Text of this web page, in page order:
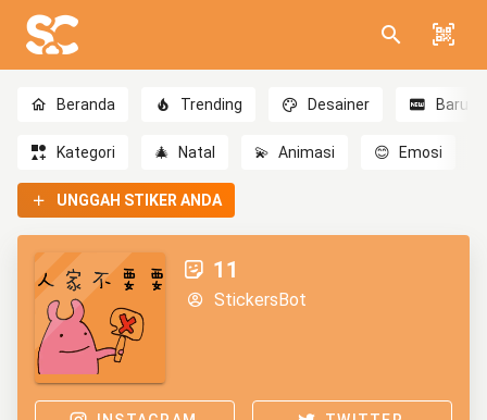
Beranda Trending Desainer Baru
Kategori 🎄 Natal 💫 Animasi 😊 Emosi
UNGGAH STIKER ANDA
11
StickersBot